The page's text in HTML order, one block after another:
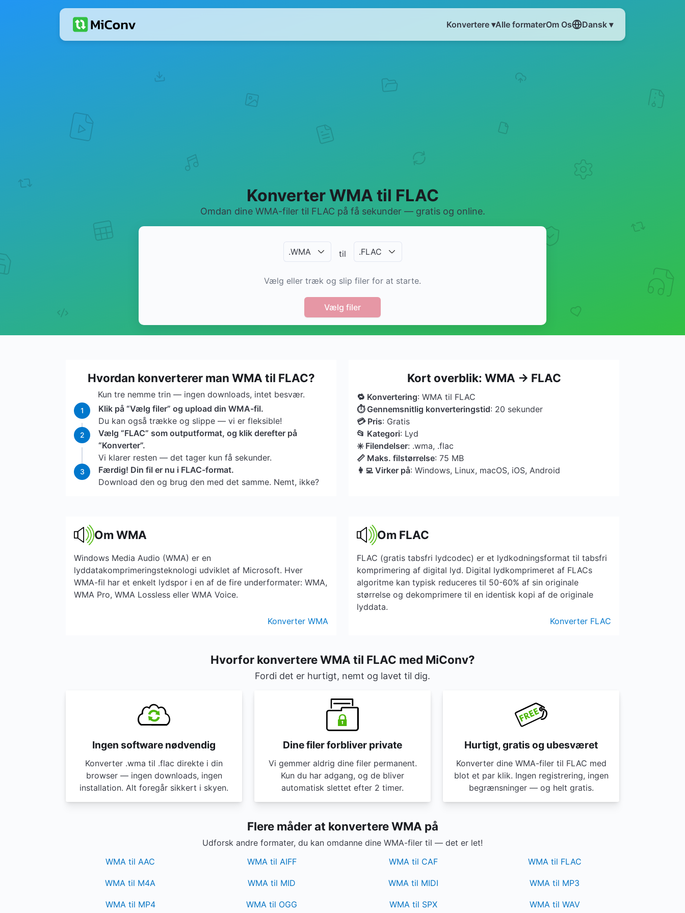
Konvertere ▾Alle formaterOm Os Dansk ▾
Konverter WMA til FLAC
Omdan dine WMA-filer til FLAC på få sekunder — gratis og online.
.WMA til .FLAC
Vælg eller træk og slip filer for at starte.
Vælg filer
Hvordan konverterer man WMA til FLAC?
Kun tre nemme trin — ingen downloads, intet besvær.
1
Klik på “Vælg filer” og upload din WMA-fil.
Du kan også trække og slippe — vi er fleksible!
2
Vælg “FLAC” som outputformat, og klik derefter på
“Konverter”.
Vi klarer resten — det tager kun få sekunder.
3
Færdig! Din fil er nu i FLAC-format.
Download den og brug den med det samme. Nemt, ikke?
Kort overblik: WMA → FLAC
🔁 Konvertering: WMA til FLAC
⏱ Gennemsnitlig konverteringstid: 20 sekunder
💳 Pris: Gratis
📂 Kategori: Lyd
✳️ Filendelser: .wma, .flac
📏 Maks. filstørrelse: 75 MB
👩‍💻 Virker på: Windows, Linux, macOS, iOS, Android
Om WMA
Windows Media Audio (WMA) er en
lyddatakomprimeringsteknologi udviklet af Microsoft. Hver
WMA-fil har et enkelt lydspor i en af ​​de fire underformater: WMA,
WMA Pro, WMA Lossless eller WMA Voice.
Konverter WMA
Om FLAC
FLAC (gratis tabsfri lydcodec) er et lydkodningsformat til tabsfri
komprimering af digital lyd. Digital lydkomprimeret af FLACs
algoritme kan typisk reduceres til 50-60% af sin originale
størrelse og dekomprimere til en identisk kopi af de originale
lyddata.
Konverter FLAC
Hvorfor konvertere WMA til FLAC med MiConv?
Fordi det er hurtigt, nemt og lavet til dig.
Ingen software nødvendig
Konverter .wma til .flac direkte i din
browser — ingen downloads, ingen
installation. Alt foregår sikkert i skyen.
Dine filer forbliver private
Vi gemmer aldrig dine filer permanent.
Kun du har adgang, og de bliver
automatisk slettet efter 2 timer.
Hurtigt, gratis og ubesværet
Konverter dine WMA-filer til FLAC med
blot et par klik. Ingen registrering, ingen
begrænsninger — og helt gratis.
Flere måder at konvertere WMA på
Udforsk andre formater, du kan omdanne dine WMA-filer til — det er let!
WMA til AAC
WMA til AIFF WMA til CAF WMA til FLAC
WMA til M4A WMA til MID WMA til MIDI WMA til MP3
WMA til MP4 WMA til OGG WMA til SPX WMA til WAV